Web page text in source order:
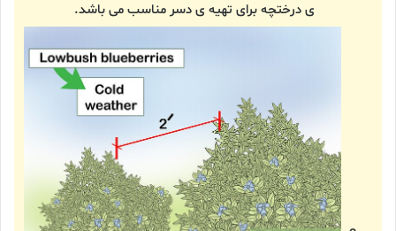
ی درختچه برای تهیه ی دسر مناسب می باشد.